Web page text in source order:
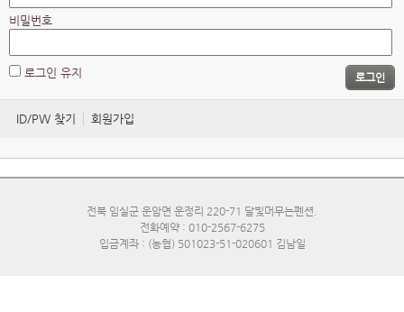
비밀번호
로그인 유지 로그인
ID/PW 찾기 회원가입
전북 임실군 운암면 운정리 220-71 달빛머무는펜션.
전화예약 : 010-2567-6275
입금계좌 : (농협) 501023-51-020601 김남일